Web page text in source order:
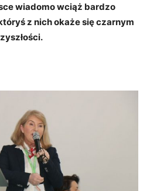
wiadomo wciąż bardzo
z nich okaże się czarnym